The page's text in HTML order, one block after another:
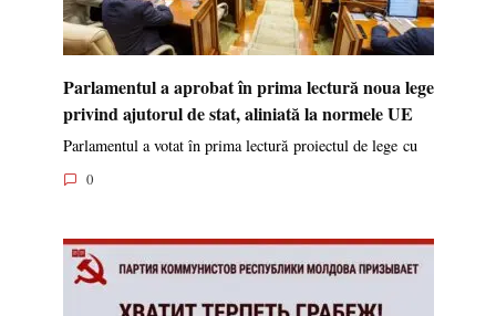
Parlamentul a aprobat în prima lectură noua lege
privind ajutorul de stat, aliniată la normele UE
Parlamentul a votat în prima lectură proiectul de lege cu
0